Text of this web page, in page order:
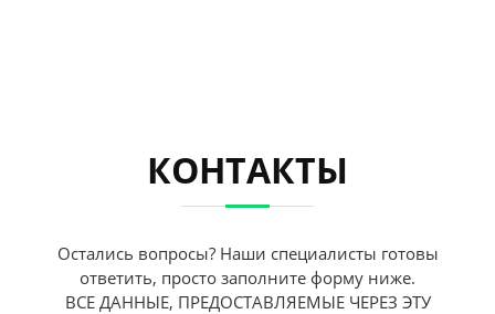
КОНТАКТЫ
Остались вопросы? Наши специалисты готовы
ответить, просто заполните форму ниже.
ВСЕ ДАННЫЕ, ПРЕДОСТАВЛЯЕМЫЕ ЧЕРЕЗ ЭТУ